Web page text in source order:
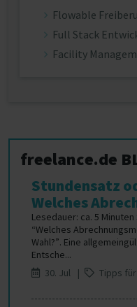
Flowable
Full Stack
Facility
freelance.de
Stundensatz
Welches
Lesedauer: ca. 5
“Welches
Wahl?”. Eine
Entsche...
30. Jul |
Tipps